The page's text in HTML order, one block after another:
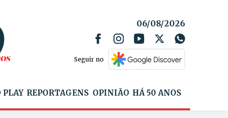
06/08/2026
Seguir no
PLAY REPORTAGENS OPINIÃO HÁ 50 ANOS